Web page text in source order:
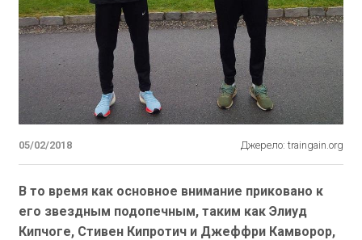
05/02/2018 Джерело: traingain.org
В то время как основное внимание приковано к
его звездным подопечным, таким как Элиуд
Кипчоге, Стивен Кипротич и Джеффри Камворор,